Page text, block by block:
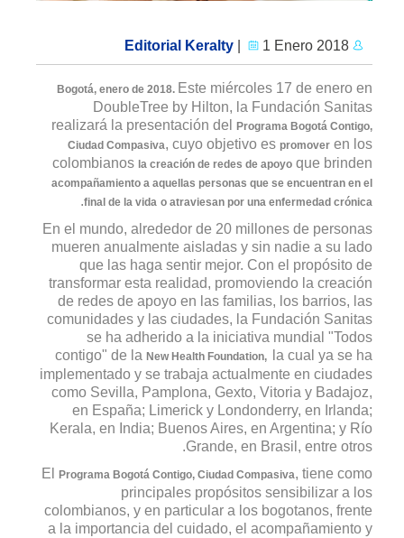
Editorial Keralty
| 1 Enero 2018
Bogotá, enero de 2018. Este miércoles 17 de enero en
DoubleTree by Hilton, la Fundación Sanitas
realizará la presentación delPrograma Bogotá Contigo,
Ciudad Compasiva, cuyo objetivo es promover en los
colombianos la creación de redes de apoyo que brinden
acompañamiento a aquellas personas que se encuentran en el
final de la vida o atraviesan por una enfermedad crónica
.
En el mundo, alrededor de 20 millones de personas
mueren anualmente aisladas y sin nadie a su lado
que las haga sentir mejor. Con el propósito de
transformar esta realidad, promoviendo la creación
de redes de apoyo en las familias, los barrios, las
comunidades y las ciudades, la Fundación Sanitas
se ha adherido a la iniciativa mundial "Todos
contigo" de laNew Health Foundation,
la cual ya se ha
implementado y se trabaja actualmente en ciudades
como Sevilla, Pamplona, Gexto, Vitoria y Badajoz,
en España; Limerick y Londonderry, en Irlanda;
Kerala, en India; Buenos Aires, en Argentina; y Río
Grande, en Brasil, entre otros.
ElPrograma Bogotá Contigo, Ciudad Compasiva, tiene como
principales propósitos sensibilizar a los
colombianos, y en particular a los bogotanos, frente
a la importancia del cuidado, el acompañamiento y